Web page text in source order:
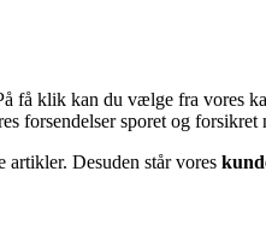
få klik kan du vælge fra vores
forsendelser sporet og forsikret
Desuden står vores